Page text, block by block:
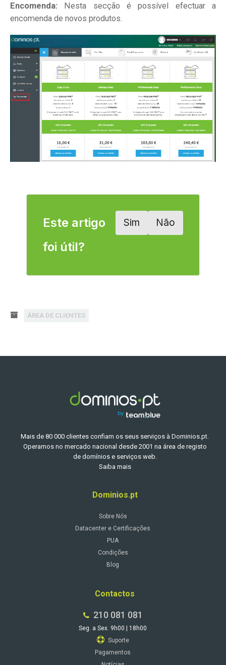
Encomenda: Nesta secção é possível efectuar a
encomenda de novos produtos.
Este artigo
foi útil?
Sim Não
ÁREA DE CLIENTES
Mais de 80 000 clientes confiam os seus serviços à Dominios.pt.
Operamos no mercado nacional desde 2001 na área de registo
de domínios e serviços web.
Saiba mais
Dominios.pt
Sobre Nós
Datacenter e Certificações
PUA
Condições
Blog
Contactos
210 081 081
Seg. a Sex. 9h00 | 18h00
Suporte
Pagamentos